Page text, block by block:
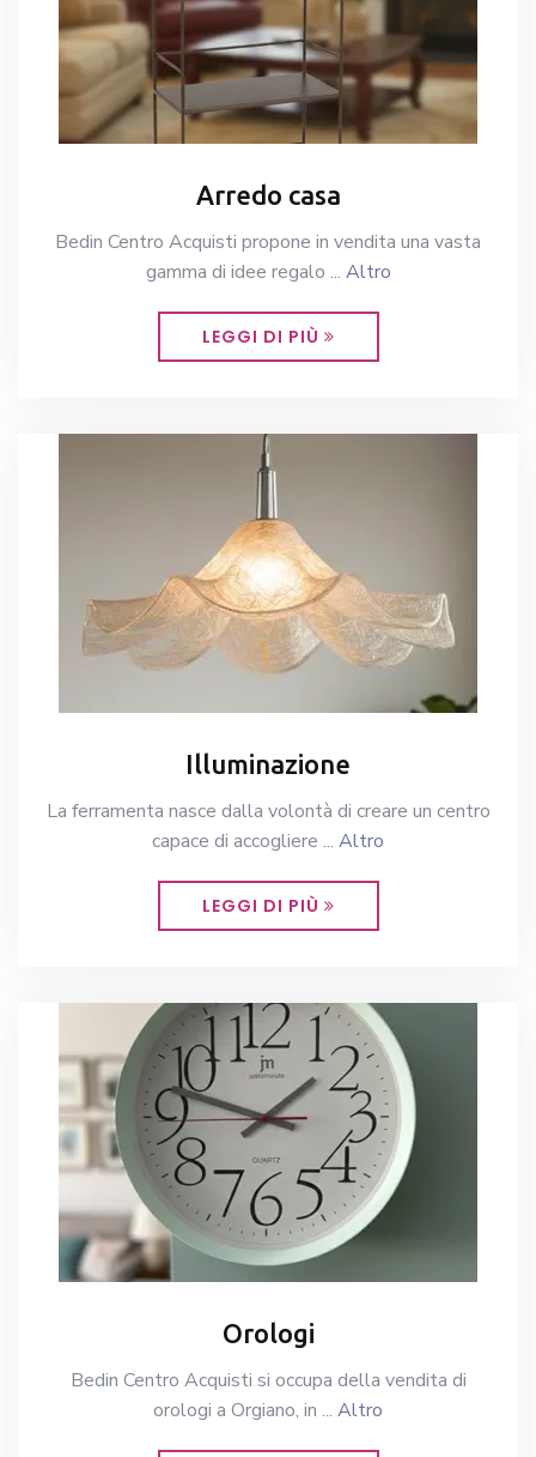
Arredo casa
Bedin Centro Acquisti propone in vendita una vasta
gamma di idee regalo ... Altro
LEGGI DI PIÙ
Illuminazione
La ferramenta nasce dalla volontà di creare un centro
capace di accogliere ... Altro
LEGGI DI PIÙ
Orologi
Bedin Centro Acquisti si occupa della vendita di
orologi a Orgiano, in ... Altro